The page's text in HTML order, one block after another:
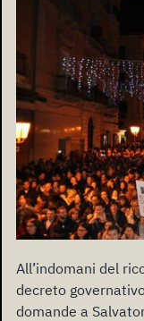
All’indomani del
decreto
domande a